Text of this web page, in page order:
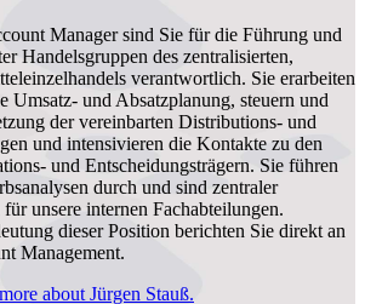
Manager sind Sie für die Führung und
Handelsgruppen des zentralisierten,
verantwortlich. Sie erarbeiten
Umsatz- und Absatzplanung, steuern und
der vereinbarten Distributions- und
und intensivieren die Kontakte zu den
und Entscheidungsträgern. Sie führen
durch und sind zentraler
unsere internen Fachabteilungen.
dieser Position berichten Sie direkt an
Management.
about Jürgen Stauß.